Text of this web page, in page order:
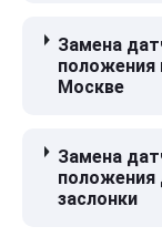
Замена
положения
Москве
Замена
положения
заслонки